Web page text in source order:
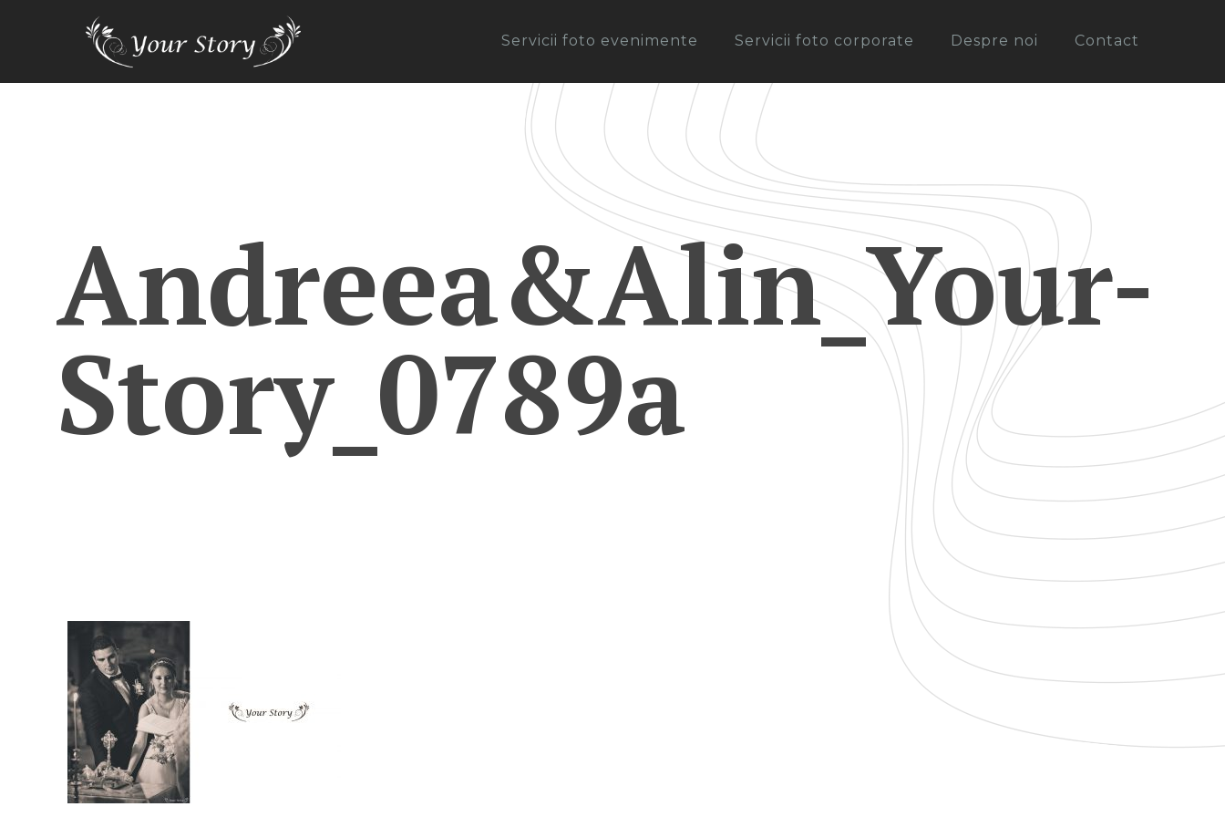
Servicii foto evenimente Servicii foto corporate Despre noi Contact
Andreea&Alin_Your-
Story_0789a